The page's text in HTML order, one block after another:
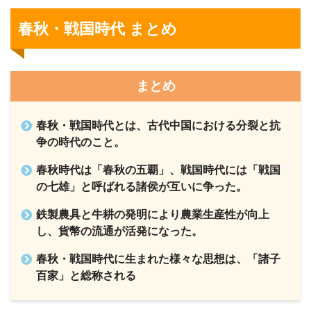
春秋・戦国時代 まとめ
まとめ
春秋・戦国時代とは、古代中国における分裂と抗
争の時代のこと。
春秋時代は「春秋の五覇」、戦国時代には「戦国
の七雄」と呼ばれる諸侯が互いに争った。
鉄製農具と牛耕の発明により農業生産性が向上
し、貨幣の流通が活発になった。
春秋・戦国時代に生まれた様々な思想は、「諸子
百家」と総称される